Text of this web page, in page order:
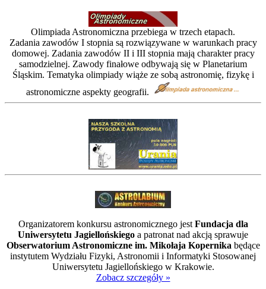
Olimpiada Astronomiczna przebiega w trzech etapach.
Zadania zawodów I stopnia są rozwiązywane w warunkach pracy
domowej. Zadania zawodów II i III stopnia mają charakter pracy
samodzielnej. Zawody finałowe odbywają się w Planetarium
Śląskim. Tematyka olimpiady wiąże ze sobą astronomię, fizykę i
astronomiczne aspekty geografii.
Organizatorem konkursu astronomicznego jestFundacja dla
Uniwersytetu Jagiellońskiego a patronat nad akcją sprawuje
Obserwatorium Astronomiczne im. Mikołaja Kopernikabędące
instytutem Wydziału Fizyki, Astronomii i Informatyki Stosowanej
Uniwersytetu Jagiellońskiego w Krakowie.
Zobacz szczegóły »